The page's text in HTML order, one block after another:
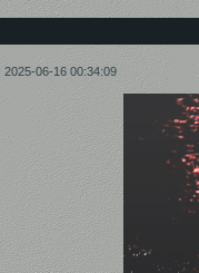
2025-06-16 00:34:09